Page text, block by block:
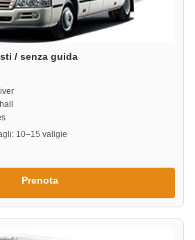
/ senza guida
10–15 valigie
Prenota